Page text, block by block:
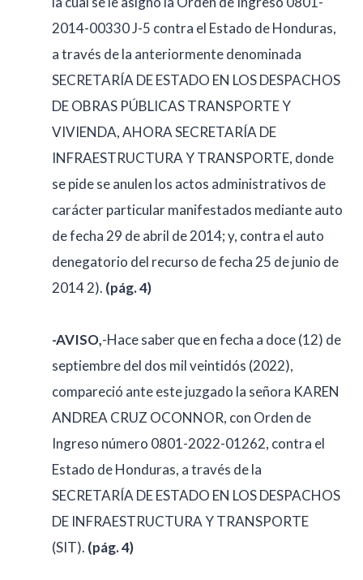
2014-00330 J-5 contra el Estado de Honduras,
a través de la anteriormente denominada
SECRETARÍA DE ESTADO EN LOS DESPACHOS
DE OBRAS PÚBLICAS TRANSPORTE Y
VIVIENDA, AHORA SECRETARÍA DE
INFRAESTRUCTURA Y TRANSPORTE, donde
se pide se anulen los actos administrativos de
carácter particular manifestados mediante auto
de fecha 29 de abril de 2014; y, contra el auto
denegatorio del recurso de fecha 25 de junio de
2014 2). (pág. 4)
-AVISO,-Hace saber que en fecha a doce (12) de
septiembre del dos mil veintidós (2022),
compareció ante este juzgado la señora KAREN
ANDREA CRUZ OCONNOR, con Orden de
Ingreso número 0801-2022-01262, contra el
Estado de Honduras, a través de la
SECRETARÍA DE ESTADO EN LOS DESPACHOS
DE INFRAESTRUCTURA Y TRANSPORTE
(SIT). (pág. 4)